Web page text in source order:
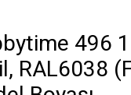
496
RAL6038